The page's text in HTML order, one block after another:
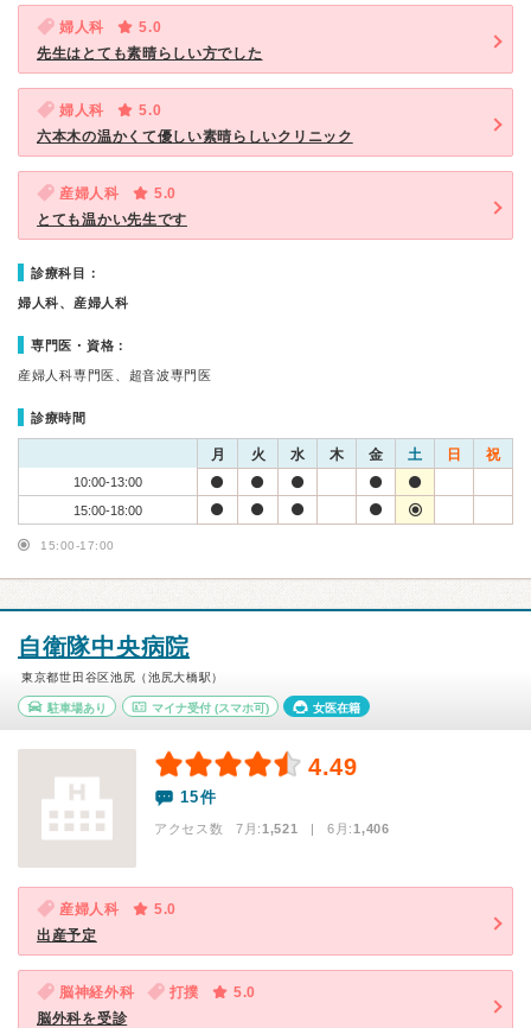
婦人科
5.0
先生はとても素晴らしい方でした
婦人科
5.0
六本木の温かくて優しい素晴らしいクリニック
産婦人科
5.0
とても温かい先生です
診療科目：
婦人科、産婦人科
専門医・資格：
産婦人科専門医、超音波専門医
診療時間
月 火 水 木 金 土 日 祝
10:00-13:00
15:00-18:00
15:00-17:00
自衛隊中央病院
東京都世田谷区池尻（池尻大橋駅）
駐車場あり マイナ受付(スマホ可) 女医在籍
4.49
15件
アクセス数 7月:1,521 | 6月:1,406
産婦人科
5.0
出産予定
脳神経外科 打撲
5.0
脳外科を受診